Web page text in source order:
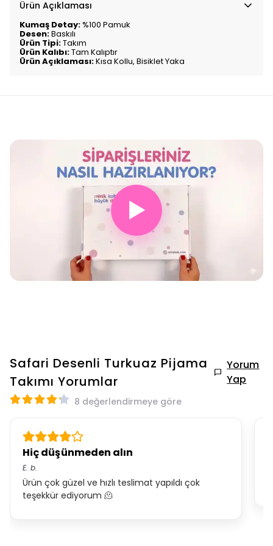
Ürün Açıklaması
Kumaş Detay:%100 Pamuk
Desen:Baskılı
Ürün Tipi:Takım
Ürün Kalıbı:Tam Kalıptır
Ürün Açıklaması:Kısa Kollu, Bisiklet Yaka
▶
Safari Desenli Turkuaz Pijama
Takımı Yorumlar
Yorum
Yap
8 değerlendirmeye göre
Hiç düşünmeden alın
E. b.
Ürün çok güzel ve hızlı teslimat yapıldı çok
teşekkür ediyorum 🫠